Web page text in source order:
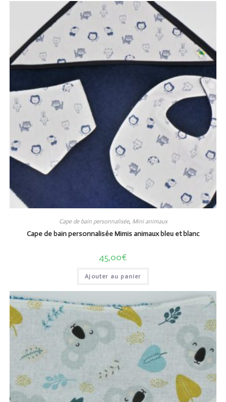
Cape de bain personnalisée, Mini animaux
Cape de bain personnalisée Mimis animaux bleu et blanc
45,00€
Ajouter au panier